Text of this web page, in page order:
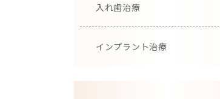
入れ歯治療
インプラント治療